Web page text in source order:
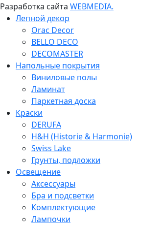
Разработка сайта WEBMEDIA.
Лепной декор
Orac Decor
BELLO DECO
DECOMASTER
Напольные покрытия
Виниловые полы
Ламинат
Паркетная доска
Краски
DERUFA
H&H (Historie & Harmonie)
Swiss Lake
Грунты, подложки
Освещение
Аксессуары
Бра и подсветки
Комплектующие
Лампочки